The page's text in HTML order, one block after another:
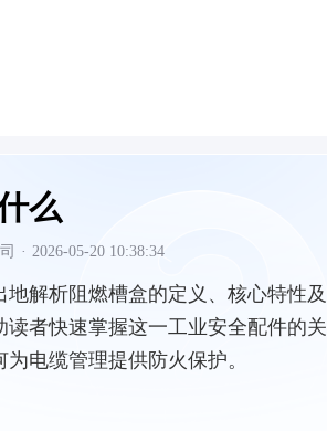
么
· 2026-05-20 10:38:34
地解析阻燃槽盒的定义、核心特性及
读者快速掌握这一工业安全配件的关
电缆管理提供防火保护。